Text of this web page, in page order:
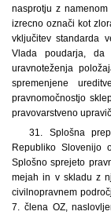
nasprotju z
izrecno označi kot
vključitev standarda
Vlada poudarja,
uravnoteženja
spremenjene
pravnomočnostjo
pravovarstveno
31. Splošna
Republiko Slovenijo
Splošno sprejeto
mejah in v skladu z
civilnopravnem
7. člena OZ,